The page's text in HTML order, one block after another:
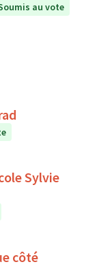
au vote
Sylvie
côté